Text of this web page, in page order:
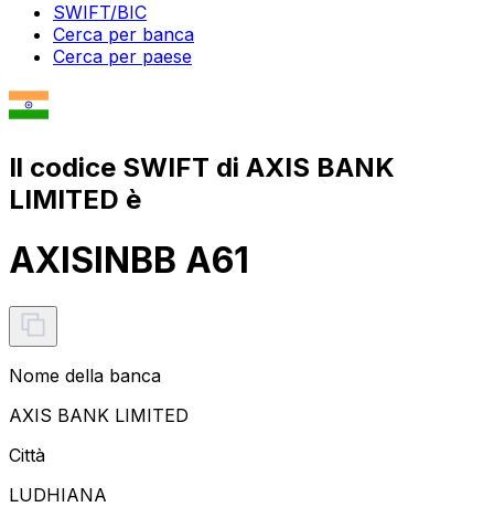
SWIFT/BIC
Cerca per banca
Cerca per paese
Il codice SWIFT di AXIS BANK
LIMITED è
AXISINBB A61
Nome della banca
AXIS BANK LIMITED
Città
LUDHIANA